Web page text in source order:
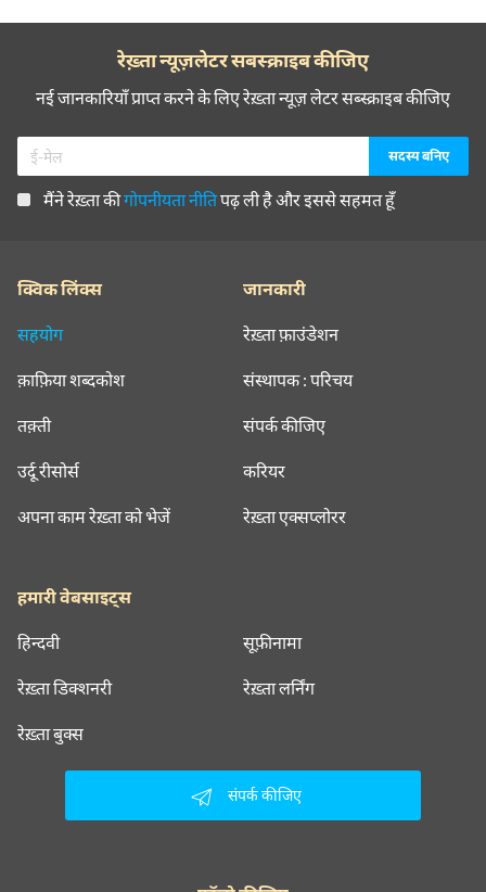
रेख़्ता न्यूज़लेटर सबस्क्राइब कीजिए
नई जानकारियाँ प्राप्त करने के लिए रेख़्ता न्यूज़ लेटर सब्स्क्राइब कीजिए
मैंने रेख़्ता कीगोपनीयता नीतिपढ़ ली है और इससे सहमत हूँ
क्विक लिंक्स
सहयोग
क़ाफ़िया शब्दकोश
तक़्ती
उर्दू रीसोर्स
अपना काम रेख़्ता को भेजें
जानकारी
रेख़्ता फ़ाउंडेशन
संस्थापक : परिचय
संपर्क कीजिए
करियर
रेख़्ता एक्सप्लोरर
हमारी वेबसाइट्स
हिन्दवी सूफ़ीनामा
रेख़्ता डिक्शनरी रेख़्ता लर्निंग
रेख़्ता बुक्स
संपर्क कीजिए